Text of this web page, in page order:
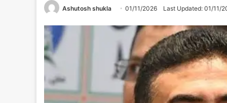
Ashutosh shukla 01/11/2026 Last Updated: 01/11/